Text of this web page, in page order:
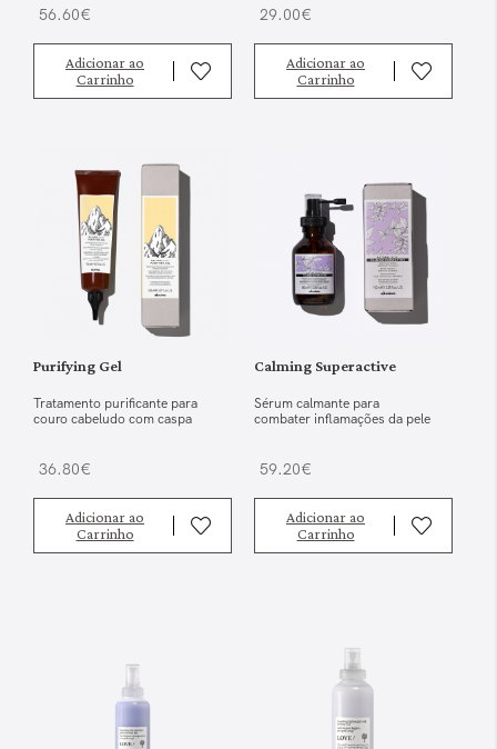
56.60€
Adicionar ao
Carrinho
29.00€
Adicionar ao
Carrinho
Purifying Gel
Tratamento purificante para
couro cabeludo com caspa
36.80€
Adicionar ao
Carrinho
Calming Superactive
Sérum calmante para
combater inflamações da pele
59.20€
Adicionar ao
Carrinho